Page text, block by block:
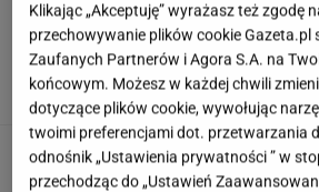
jego wujka milionera".
mikrodramy
SUBSKRYPCJA
Jeździłem
może zastąpić diesla.
Klikając „Akceptuję” wyrażasz też zgodę
przechowywanie plików cookie Gazeta.pl
Zaufanych Partnerów i Agora S.A. na
końcowym. Możesz w każdej chwili
dotyczące plików cookie, wywołując
twoimi preferencjami dot. przetwarzania
odnośnik „Ustawienia prywatności ” w
przechodząc do „Ustawień